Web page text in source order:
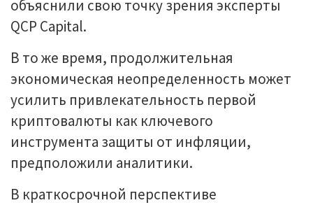
объяснили свою точку зрения эксперты
QCP Capital.
В то же время, продолжительная
экономическая неопределенность может
усилить привлекательность первой
криптовалюты как ключевого
инструмента защиты от инфляции,
предположили аналитики.
В краткосрочной перспективе